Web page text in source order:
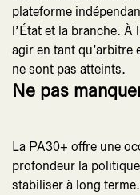
plateforme
l’État et la branche. À
agir en tant qu’arbitre
ne sont pas atteints.
Ne pas
La PA30+ offre une
profondeur la
stabiliser à long